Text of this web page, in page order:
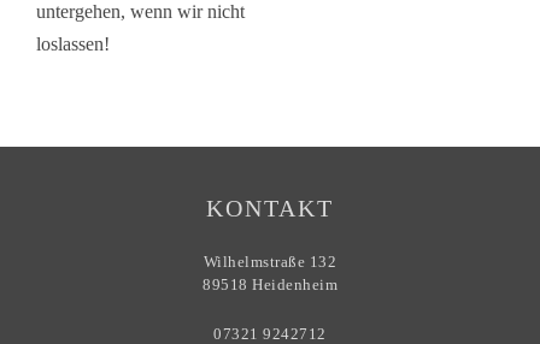
untergehen, wenn wir nicht
loslassen!
KONTAKT
Wilhelmstraße 132
89518 Heidenheim
07321 9242712